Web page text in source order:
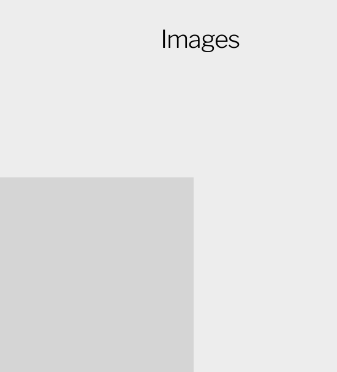
Images